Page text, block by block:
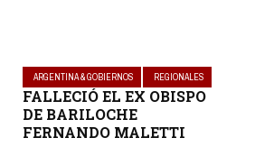
ARGENTINA & GOBIERNOS REGIONALES
FALLECIÓ EL EX OBISPO
DE BARILOCHE
FERNANDO MALETTI